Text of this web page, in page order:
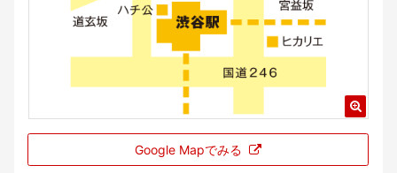
Google Mapでみる